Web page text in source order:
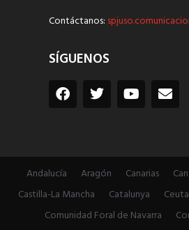
Contáctanos:
SÍGUENOS
Andalucía Aragón Canarias
Castilla-La Mancha
Catalunya Ceuta
Comunidad Foral de Navarra